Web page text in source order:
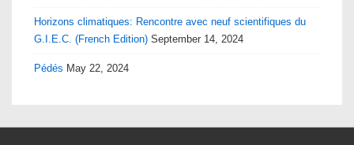
Horizons climatiques: Rencontre avec neuf scientifiques du
G.I.E.C. (French Edition) September 14, 2024
Pédés May 22, 2024